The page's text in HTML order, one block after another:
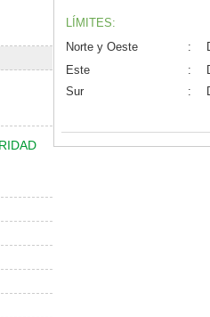
LÍMITES:
Norte y Oeste
:
Este
:
Sur
: